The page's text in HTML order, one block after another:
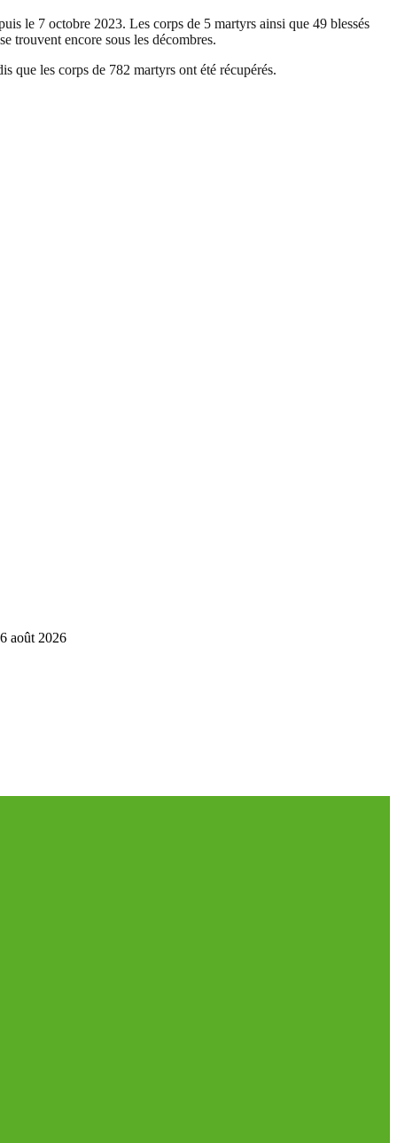
le 7 octobre 2023. Les corps de 5 martyrs ainsi que 49 blessés
trouvent encore sous les décombres.
que les corps de 782 martyrs ont été récupérés.
6 août 2026